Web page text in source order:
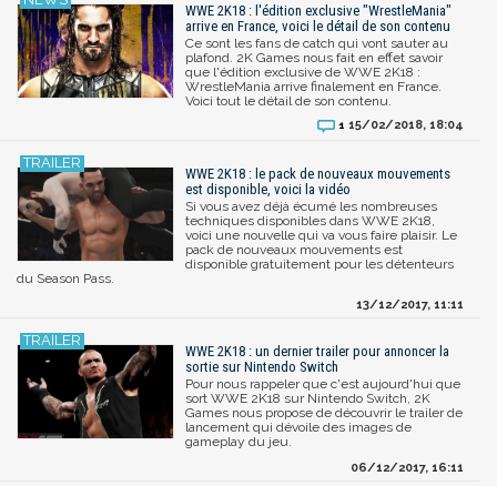
WWE 2K18 : l'édition exclusive "WrestleMania"
arrive en France, voici le détail de son contenu
Ce sont les fans de catch qui vont sauter au
plafond. 2K Games nous fait en effet savoir
que l'édition exclusive de WWE 2K18 :
WrestleMania arrive finalement en France.
Voici tout le détail de son contenu.
1 15/02/2018, 18:04
WWE 2K18 : le pack de nouveaux mouvements
est disponible, voici la vidéo
Si vous avez déjà écumé les nombreuses
techniques disponibles dans WWE 2K18,
voici une nouvelle qui va vous faire plaisir. Le
pack de nouveaux mouvements est
disponible gratuitement pour les détenteurs
du Season Pass.
13/12/2017, 11:11
WWE 2K18 : un dernier trailer pour annoncer la
sortie sur Nintendo Switch
Pour nous rappeler que c'est aujourd'hui que
sort WWE 2K18 sur Nintendo Switch, 2K
Games nous propose de découvrir le trailer de
lancement qui dévoile des images de
gameplay du jeu.
06/12/2017, 16:11